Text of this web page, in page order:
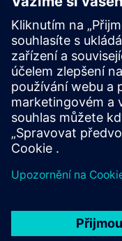
Komunita
Připojte se ke
vaše otázky týkající
Navštívit komunitu